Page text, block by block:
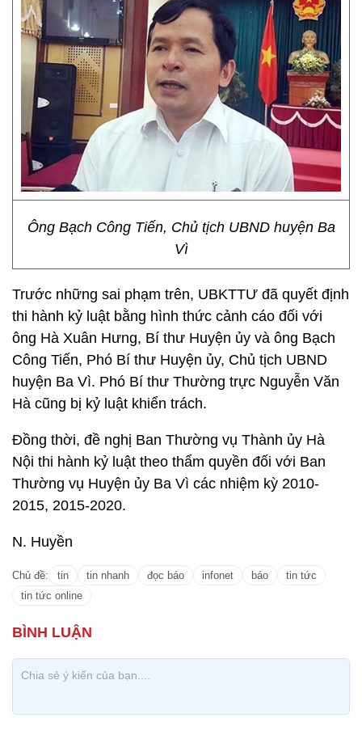
Ông Bạch Công Tiến, Chủ tịch UBND huyện Ba
Vì
Trước những sai phạm trên, UBKTTƯ đã quyết định
thi hành kỷ luật bằng hình thức cảnh cáo đối với
ông Hà Xuân Hưng, Bí thư Huyện ủy và ông Bạch
Công Tiến, Phó Bí thư Huyện ủy, Chủ tịch UBND
huyện Ba Vì. Phó Bí thư Thường trực Nguyễn Văn
Hà cũng bị kỷ luật khiển trách.
Đồng thời, đề nghị Ban Thường vụ Thành ủy Hà
Nội thi hành kỷ luật theo thẩm quyền đối với Ban
Thường vụ Huyện ủy Ba Vì các nhiệm kỳ 2010-
2015, 2015-2020.
N. Huyền
Chủ đề: tin tin nhanh đọc báo infonet báo
tin tức
tin tức online